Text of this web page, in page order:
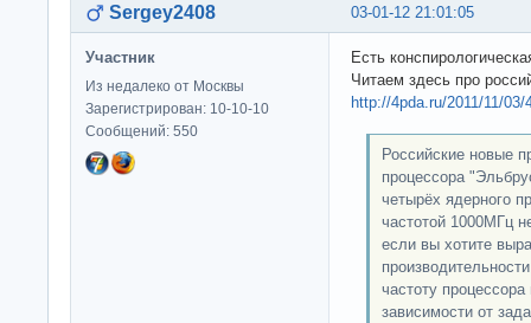
03-01-12 21:01:05
Sergey2408
Участник
Из недалеко от Москвы
Зарегистрирован: 10-10-10
Сообщений: 550
Есть
Читаем здесь про
http://4pda.ru/2011/11/03/
Российские новые
процессора
четырёх ядерного
частотой 1000МГц
если вы хотите
частоту
зависимости от